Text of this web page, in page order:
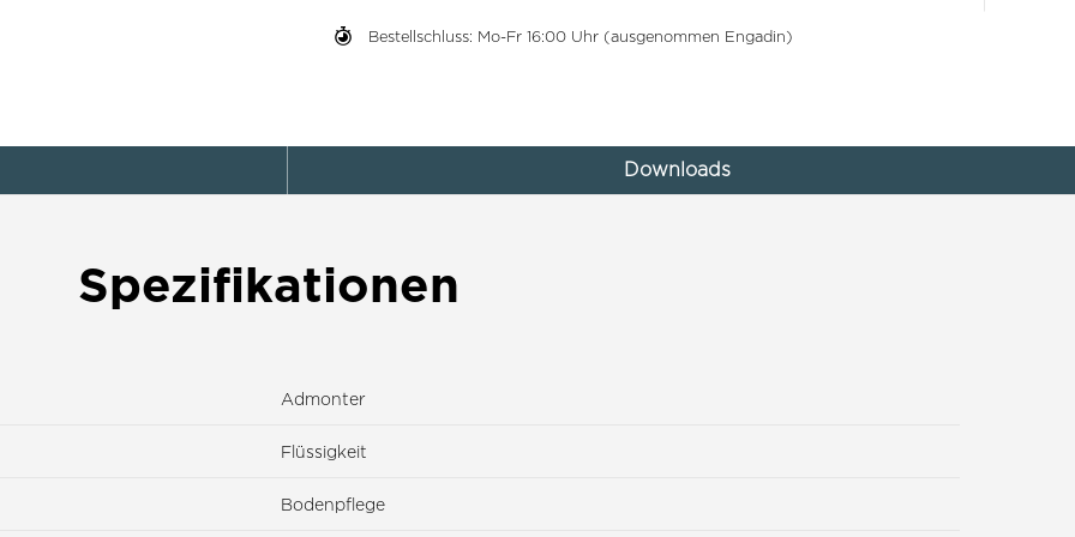
Bestellschluss: Mo-Fr 16:00 Uhr (ausgenommen Engadin)
Downloads
Spezifikationen
Admonter
Flüssigkeit
Bodenpflege